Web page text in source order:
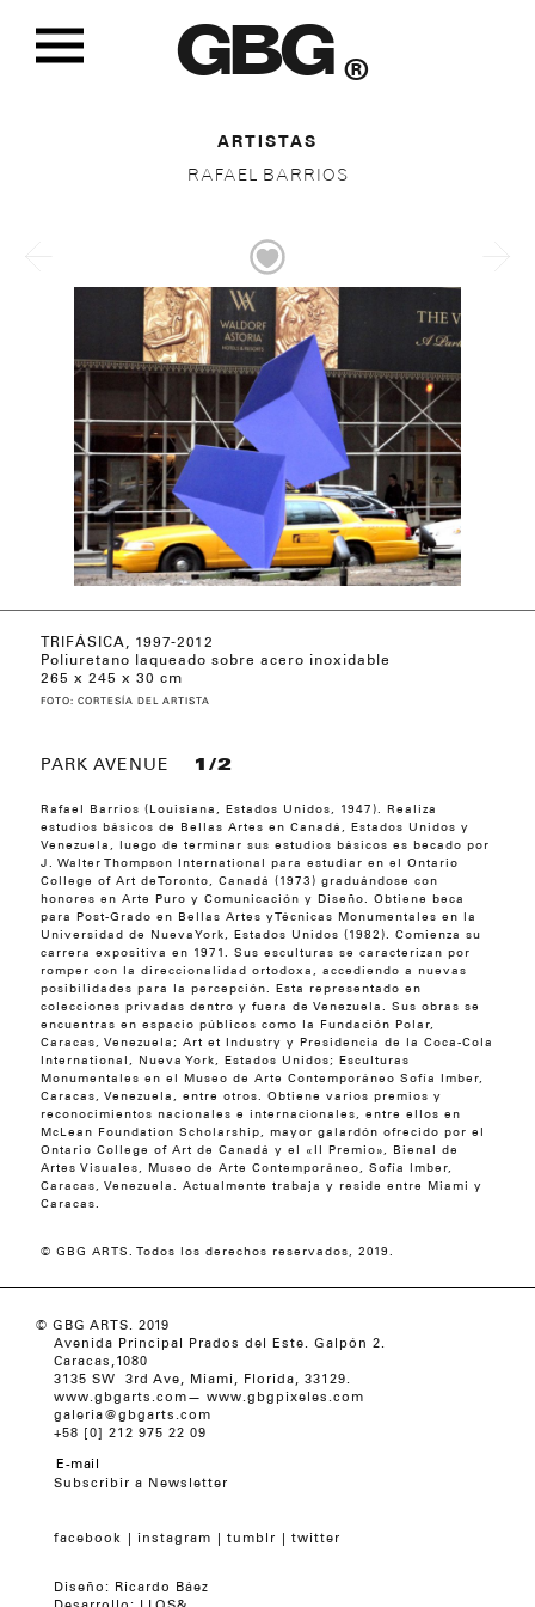
GBG ®
ARTISTAS
RAFAEL BARRIOS
TRIFÁSICA, 1997-2012
Poliuretano laqueado sobre acero inoxidable
265 x 245 x 30 cm
FOTO: CORTESÍA DEL ARTISTA
DISLOCATED VERTICAL (IRIDESCENT BLUE),
2012
LEVITANTE INVERSA COD. C201, 2015
LEVITANTE COD. C200, 2015
PARK AVENUE 1/2
Rafael Barrios (Louisiana, Estados Unidos, 1947). Realiza
estudios básicos de Bellas Artes en Canadá, Estados Unidos y
Venezuela, luego de terminar sus estudios básicos es becado por
J. Walter Thompson International para estudiar en el Ontario
College of Art deToronto, Canadá (1973) graduándose con
honores en Arte Puro y Comunicación y Diseño. Obtiene beca
para Post-Grado en Bellas Artes yTécnicas Monumentales en la
Universidad de NuevaYork, Estados Unidos (1982). Comienza su
carrera expositiva en 1971. Sus esculturas se caracterizan por
romper con la direccionalidad ortodoxa, accediendo a nuevas
posibilidades para la percepción. Esta representado en
colecciones privadas dentro y fuera de Venezuela. Sus obras se
encuentras en espacio públicos como la Fundación Polar,
Caracas, Venezuela; Art et Industry y Presidencia de la Coca-Cola
International, Nueva York, Estados Unidos; Esculturas
Monumentales en el Museo de Arte Contemporáneo Sofía Imber,
Caracas, Venezuela, entre otros. Obtiene varios premios y
reconocimientos nacionales e internacionales, entre ellos en
McLean Foundation Scholarship, mayor galardón ofrecido por el
Ontario College of Art de Canadá y el «II Premio», Bienal de
Artes Visuales, Museo de Arte Contemporáneo, Sofía Imber,
Caracas, Venezuela. Actualmente trabaja y reside entre Miami y
Caracas.
© GBG ARTS. Todos los derechos reservados, 2019.
© GBG ARTS. 2019
Avenida Principal Prados del Este. Galpón 2.
Caracas,1080
3135 SW 3rd Ave, Miami, Florida, 33129.
www.gbgarts.com— www.gbgpixeles.com
galeria@gbgarts.com
+58 [0] 212 975 22 09
Subscribir a Newsletter
facebook instagram tumblr twitter
Diseño:
Ricardo Báez